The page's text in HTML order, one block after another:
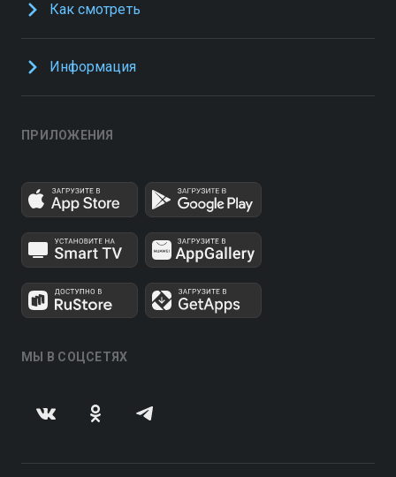
Как смотреть
Информация
ПРИЛОЖЕНИЯ
МЫ В СОЦСЕТЯХ